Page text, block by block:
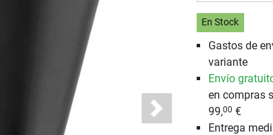
Next
En Stock
Gastos de
variante
Envío
en compras
99,00 €
Entrega